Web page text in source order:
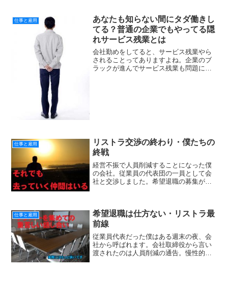
コメント。投稿の前には電通の高橋さん
が昨年12月に過労自...
仕事と雇用
あなたも知らない間にタダ働きし
てる？普通の企業でもやってる隠
れサービス残業とは
会社勤めをしてると、サービス残業やら
されることってありますよね。企業のブ
ラックが進んでサービス残業も問題にな
仕事と雇用
リストラ交渉の終わり・僕たちの
終戦
経営不振で人員削減することになった僕
の会社。従業員の代表団の一員として会
社と交渉しました。希望退職の募集が始
りまでする予定になってま...
仕事と雇用
希望退職は仕方ない・リストラ最
前線
従業員代表だった僕はある週末の夜、会
社から呼ばれます。会社取締役から言い
渡されたのは人員削減の通告。慢性的な